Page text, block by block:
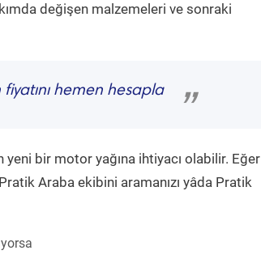
değişen malzemeleri ve sonraki
hemen hesapla
”
yeni bir motor yağına ihtiyacı olabilir. Eğer
Araba ekibini aramanızı yâda Pratik